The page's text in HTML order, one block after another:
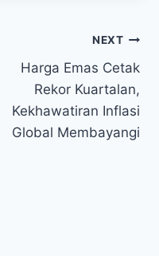
NEXT
Harga Emas Cetak
Rekor Kuartalan,
Kekhawatiran Inflasi
Global Membayangi